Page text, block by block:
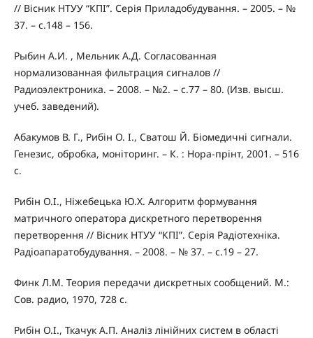
// Вісник НТУУ “КПІ”. Серія Приладобудування. – 2005. – №
37. – с.148 – 156.
Рыбин А.И. , Мельник А.Д. Согласованная
нормализованная фильтрация сигналов //
Радиоэлектроника. – 2008. – №2. – с.77 – 80. (Изв. высш.
учеб. заведений).
Абакумов В. Г., Рибін О. І., Сватош Й. Біомедичні сигнали.
Генезис, обробка, моніторинг. – К. : Нора-прінт, 2001. – 516
с.
Рибін О.І., Ніжебецька Ю.Х. Алгоритм формування
матричного оператора дискретного перетворення
перетворення // Вісник НТУУ “КПІ”. Серія Радіотехніка.
Радіоапаратобудування. – 2008. – № 37. – с.19 – 27.
Финк Л.М. Теория передачи дискретных сообщений. М.:
Сов. радио, 1970, 728 с.
Рибін О.І., Ткачук А.П. Аналіз лінійних систем в області